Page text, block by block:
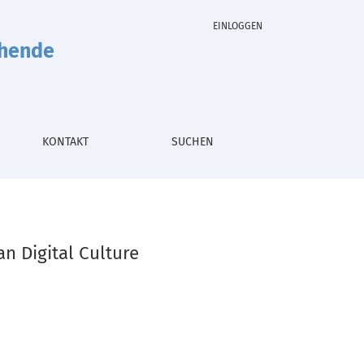
KONTAKT SUCHEN
EINLOGGEN
Digital Culture